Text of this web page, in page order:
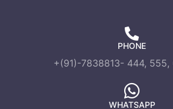
PHONE
+(91)-7838813- 444, 555,
WHATSAPP